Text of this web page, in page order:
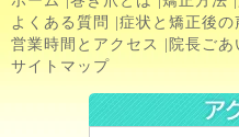
よくある質問 |症状と矯正後の
営業時間とアクセス |院長ごあ
サイトマップ